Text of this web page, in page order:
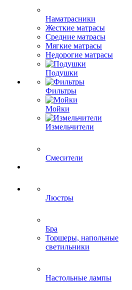
Наматрасники
Жесткие матрасы
Средние матрасы
Мягкие матрасы
Недорогие матрасы
Подушки
Фильтры
Мойки
Измельчители
Смесители
Люстры
Бра
Торшеры, напольные
светильники
Настольные лампы